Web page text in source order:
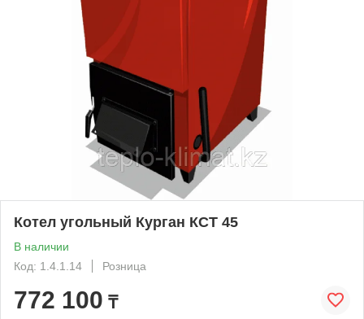
Котел угольный Курган КСТ 45
В наличии
Код: 1.4.1.14
Розница
772 100 ₸